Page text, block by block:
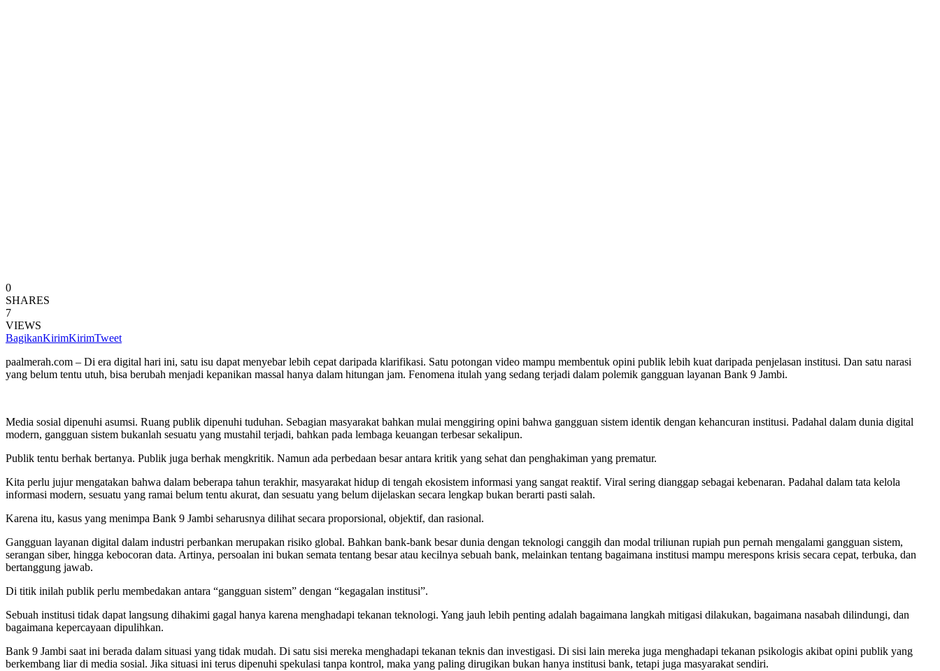
0
SHARES
7
VIEWS
BagikanKirimKirimTweet
paalmerah.com – Di era digital hari ini, satu isu dapat menyebar lebih cepat daripada klarifikasi. Satu potongan video mampu membentuk opini publik lebih kuat daripada penjelasan institusi. Dan satu narasi
yang belum tentu utuh, bisa berubah menjadi kepanikan massal hanya dalam hitungan jam. Fenomena itulah yang sedang terjadi dalam polemik gangguan layanan Bank 9 Jambi.
Media sosial dipenuhi asumsi. Ruang publik dipenuhi tuduhan. Sebagian masyarakat bahkan mulai menggiring opini bahwa gangguan sistem identik dengan kehancuran institusi. Padahal dalam dunia digital
modern, gangguan sistem bukanlah sesuatu yang mustahil terjadi, bahkan pada lembaga keuangan terbesar sekalipun.
Publik tentu berhak bertanya. Publik juga berhak mengkritik. Namun ada perbedaan besar antara kritik yang sehat dan penghakiman yang prematur.
Kita perlu jujur mengatakan bahwa dalam beberapa tahun terakhir, masyarakat hidup di tengah ekosistem informasi yang sangat reaktif. Viral sering dianggap sebagai kebenaran. Padahal dalam tata kelola
informasi modern, sesuatu yang ramai belum tentu akurat, dan sesuatu yang belum dijelaskan secara lengkap bukan berarti pasti salah.
Karena itu, kasus yang menimpa Bank 9 Jambi seharusnya dilihat secara proporsional, objektif, dan rasional.
Gangguan layanan digital dalam industri perbankan merupakan risiko global. Bahkan bank-bank besar dunia dengan teknologi canggih dan modal triliunan rupiah pun pernah mengalami gangguan sistem,
serangan siber, hingga kebocoran data. Artinya, persoalan ini bukan semata tentang besar atau kecilnya sebuah bank, melainkan tentang bagaimana institusi mampu merespons krisis secara cepat, terbuka, dan
bertanggung jawab.
Di titik inilah publik perlu membedakan antara “gangguan sistem” dengan “kegagalan institusi”.
Sebuah institusi tidak dapat langsung dihakimi gagal hanya karena menghadapi tekanan teknologi. Yang jauh lebih penting adalah bagaimana langkah mitigasi dilakukan, bagaimana nasabah dilindungi, dan
bagaimana kepercayaan dipulihkan.
Bank 9 Jambi saat ini berada dalam situasi yang tidak mudah. Di satu sisi mereka menghadapi tekanan teknis dan investigasi. Di sisi lain mereka juga menghadapi tekanan psikologis akibat opini publik yang
berkembang liar di media sosial. Jika situasi ini terus dipenuhi spekulasi tanpa kontrol, maka yang paling dirugikan bukan hanya institusi bank, tetapi juga masyarakat sendiri.